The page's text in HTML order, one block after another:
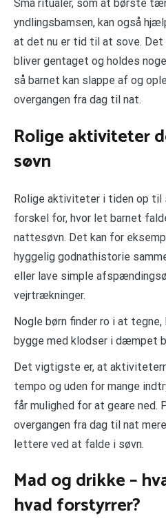
Små ritualer, som at børste
yndlingsbamsen, kan også
at det nu er tid til at sove.
bliver gentaget og holdes
så barnet kan slappe af og
overgangen fra dag til nat.
Rolige aktiviteter
søvn
Rolige aktiviteter i tiden op til
forskel for, hvor let barnet
nattesøvn. Det kan for
hyggelig godnathistorie
eller lave simple
vejrtrækninger.
Nogle børn finder ro i at
bygge med klodser i dæmpet
Det vigtigste er, at
tempo og uden for mange
får mulighed for at geare ned.
overgangen fra dag til nat
lettere ved at falde i søvn.
Mad og drikke –
hvad forstyrrer?